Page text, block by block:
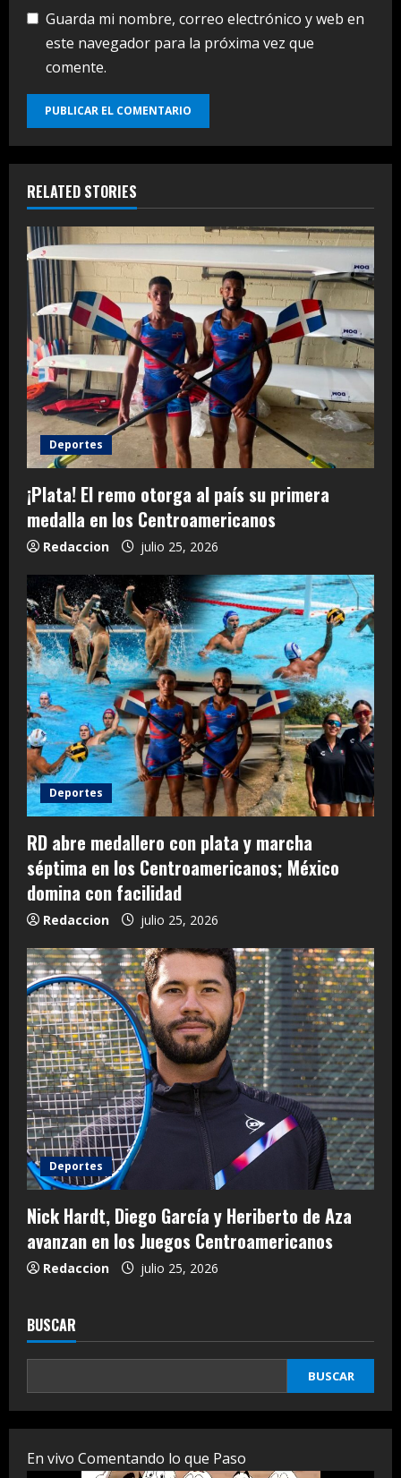
Guarda mi nombre, correo electrónico y web en
este navegador para la próxima vez que
comente.
RELATED STORIES
Deportes
¡Plata! El remo otorga al país su primera
medalla en los Centroamericanos
Redaccion julio 25, 2026
Deportes
RD abre medallero con plata y marcha
séptima en los Centroamericanos; México
domina con facilidad
Redaccion julio 25, 2026
Deportes
Nick Hardt, Diego García y Heriberto de Aza
avanzan en los Juegos Centroamericanos
Redaccion julio 25, 2026
BUSCAR
BUSCAR
En vivo Comentando lo que Paso